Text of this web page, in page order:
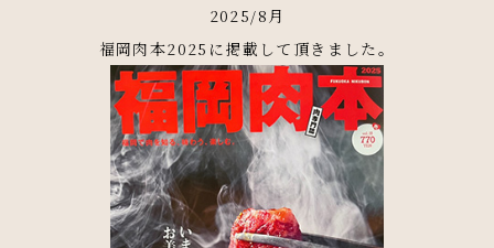
2025/8月
福岡肉本2025に掲載して頂きました。